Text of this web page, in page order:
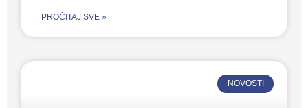
PROČITAJ SVE »
NOVOSTI